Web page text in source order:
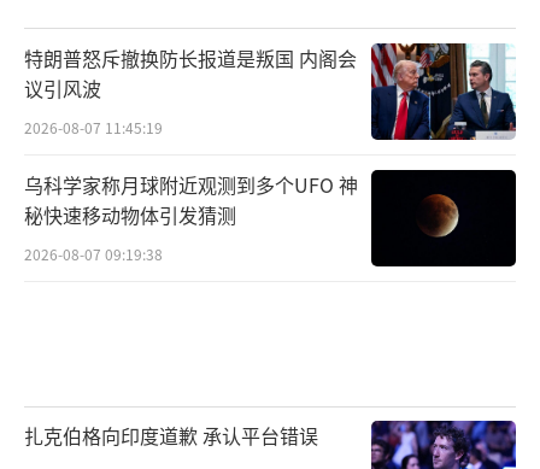
特朗普怒斥撤换防长报道是叛国 内阁会
议引风波
2026-08-07 11:45:19
乌科学家称月球附近观测到多个UFO 神
秘快速移动物体引发猜测
2026-08-07 09:19:38
扎克伯格向印度道歉 承认平台错误